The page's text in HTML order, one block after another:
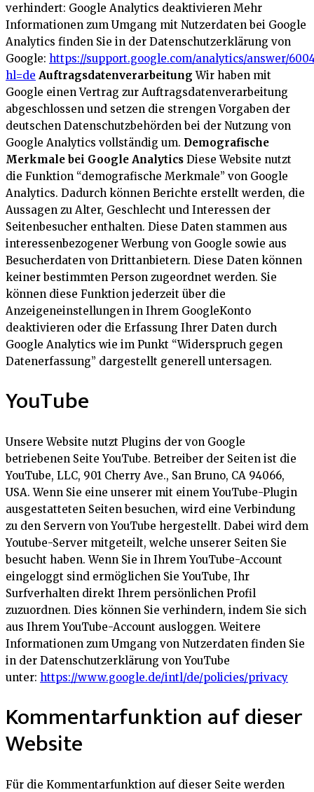
verhindert: Google Analytics deaktivieren Mehr
Informationen zum Umgang mit Nutzerdaten bei Google
Analytics finden Sie in der Datenschutzerklärung von
Google: https://support.google.com/analytics/answer/
hl=de Auftragsdatenverarbeitung Wir haben mit
Google einen Vertrag zur Auftragsdatenverarbeitung
abgeschlossen und setzen die strengen Vorgaben der
deutschen Datenschutzbehörden bei der Nutzung von
Google Analytics vollständig um. Demografische
Merkmale bei Google Analytics Diese Website nutzt
die Funktion “demografische Merkmale” von Google
Analytics. Dadurch können Berichte erstellt werden, die
Aussagen zu Alter, Geschlecht und Interessen der
Seitenbesucher enthalten. Diese Daten stammen aus
interessenbezogener Werbung von Google sowie aus
Besucherdaten von Drittanbietern. Diese Daten können
keiner bestimmten Person zugeordnet werden. Sie
können diese Funktion jederzeit über die
Anzeigeneinstellungen in Ihrem GoogleKonto
deaktivieren oder die Erfassung Ihrer Daten durch
Google Analytics wie im Punkt “Widerspruch gegen
Datenerfassung” dargestellt generell untersagen.
YouTube
Unsere Website nutzt Plugins der von Google
betriebenen Seite YouTube. Betreiber der Seiten ist die
YouTube, LLC, 901 Cherry Ave., San Bruno, CA 94066,
USA. Wenn Sie eine unserer mit einem YouTube-Plugin
ausgestatteten Seiten besuchen, wird eine Verbindung
zu den Servern von YouTube hergestellt. Dabei wird dem
Youtube-Server mitgeteilt, welche unserer Seiten Sie
besucht haben. Wenn Sie in Ihrem YouTube-Account
eingeloggt sind ermöglichen Sie YouTube, Ihr
Surfverhalten direkt Ihrem persönlichen Profil
zuzuordnen. Dies können Sie verhindern, indem Sie sich
aus Ihrem YouTube-Account ausloggen. Weitere
Informationen zum Umgang von Nutzerdaten finden Sie
in der Datenschutzerklärung von YouTube
unter: https://www.google.de/intl/de/policies/privacy
Kommentarfunktion auf dieser
Website
Für die Kommentarfunktion auf dieser Seite werden